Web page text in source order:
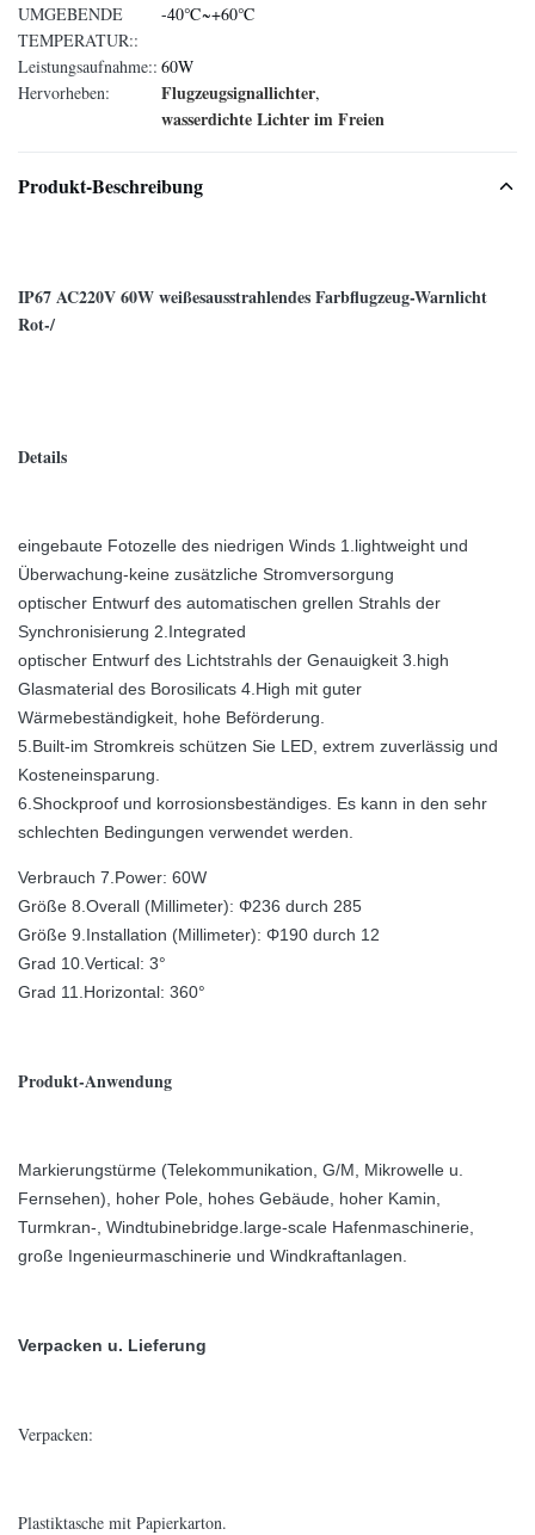
UMGEBENDE
TEMPERATUR::
-40℃~+60℃
Leistungsaufnahme:: 60W
Hervorheben:
Flugzeugsignallichter,
wasserdichte Lichter im Freien
Produkt-Beschreibung
IP67 AC220V 60W weißesausstrahlendes Farbflugzeug-Warnlicht
Rot-/
Details
eingebaute Fotozelle des niedrigen Winds 1.lightweight und
Überwachung-keine zusätzliche Stromversorgung
optischer Entwurf des automatischen grellen Strahls der
Synchronisierung 2.Integrated
optischer Entwurf des Lichtstrahls der Genauigkeit 3.high
Glasmaterial des Borosilicats 4.High mit guter
Wärmebeständigkeit, hohe Beförderung.
5.Built-im Stromkreis schützen Sie LED, extrem zuverlässig und
Kosteneinsparung.
6.Shockproof und korrosionsbeständiges. Es kann in den sehr
schlechten Bedingungen verwendet werden.
Verbrauch 7.Power: 60W
Größe 8.Overall (Millimeter): Φ236 durch 285
Größe 9.Installation (Millimeter): Φ190 durch 12
Grad 10.Vertical: 3°
Grad 11.Horizontal: 360°
Produkt-Anwendung
Markierungstürme (Telekommunikation, G/M, Mikrowelle u.
Fernsehen), hoher Pole, hohes Gebäude, hoher Kamin,
Turmkran-, Windtubinebridge.large-scale Hafenmaschinerie,
große Ingenieurmaschinerie und Windkraftanlagen.
Verpacken u. Lieferung
Verpacken:
Plastiktasche mit Papierkarton.